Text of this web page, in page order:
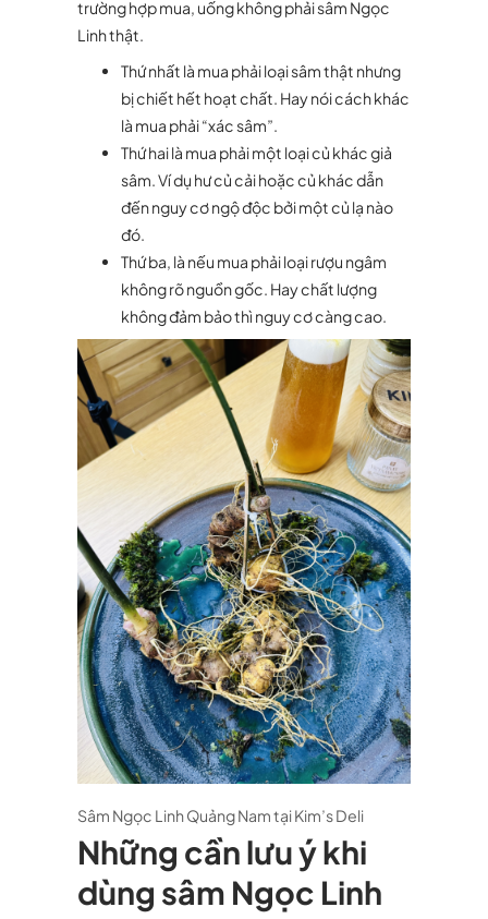
trường hợp mua, uống không phải sâm Ngọc
Linh thật.
Thứ nhất là mua phải loại sâm thật nhưng
bị chiết hết hoạt chất. Hay nói cách khác
là mua phải “xác sâm”.
Thứ hai là mua phải một loại củ khác giả
sâm. Ví dụ hư củ cải hoặc củ khác dẫn
đến nguy cơ ngộ độc bởi một củ lạ nào
đó.
Thứ ba, là nếu mua phải loại rượu ngâm
không rõ nguồn gốc. Hay chất lượng
không đảm bảo thì nguy cơ càng cao.
Sâm Ngọc Linh Quảng Nam tại Kim’s Deli
Những cần lưu ý khi
dùng sâm Ngọc Linh